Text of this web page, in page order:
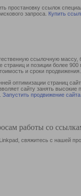
простановку ссылок
запроса. Купить
ссылочную
и позиции более
и сроки продвижения.
оптимизации страниц
сайту занять
Запустить продвижение сайта
работы со
свяжитесь с нашей